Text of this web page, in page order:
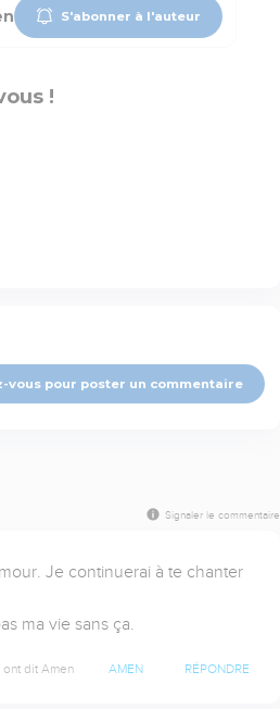
S'abonner à l'auteur
!
vous pour poster un commentaire
Signaler le commentaire
Je continuerai à te chanter
ma vie sans ça.
dit Amen AMEN RÉPONDRE